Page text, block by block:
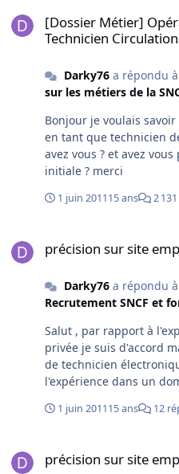
[Dossier Métier]
Technicien
Darky76a répondu à
sur les métiers de la
Bonjour je voulais savoir pou les nouveaux embauchés
en tant que technicien
avez vous ? et avez
initiale ? merci
1 juin 201115 ans 2
précision sur site
Darky76a répondu à
Recrutement SNCF et
Salut , par rapport à l'expérience pour débuter dans le
privée je suis d'accord
de technicien électronique embarqué il faut avoir eu de
l'expérience dans un
pourtant la SNCF fait
recrutement il y a que
1 juin 201115 ans 12
précision sur site